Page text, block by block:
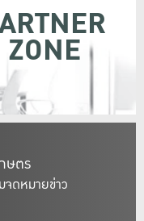
ษตร
ดหมายข่าว
ZONE